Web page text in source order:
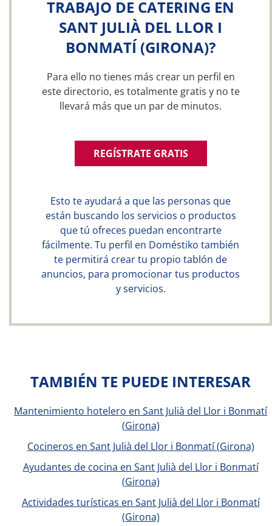
TRABAJO DE CATERING EN
SANT JULIÀ DEL LLOR I
BONMATÍ (GIRONA)?
Para ello no tienes más crear un perfil en
este directorio, es totalmente gratis y no te
llevará más que un par de minutos.
REGÍSTRATE GRATIS
Esto te ayudará a que las personas que
están buscando los servicios o productos
que tú ofreces puedan encontrarte
fácilmente. Tu perfil en Doméstiko también
te permitirá crear tu propio tablón de
anuncios, para promocionar tus productos
y servicios.
TAMBIÉN TE PUEDE INTERESAR
Mantenimiento hotelero en Sant Julià del Llor i Bonmatí
(Girona)
Cocineros en Sant Julià del Llor i Bonmatí (Girona)
Ayudantes de cocina en Sant Julià del Llor i Bonmatí
(Girona)
Actividades turísticas en Sant Julià del Llor i Bonmatí
(Girona)